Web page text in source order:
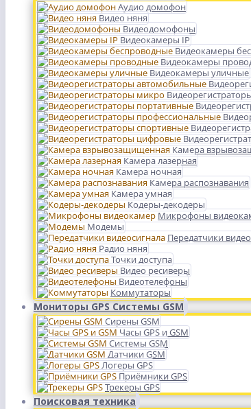
Аудио домофон
Видео няня
Видеодомофоны
Видеокамеры IP
Видеокамеры
Видеокамеры
Видеокамеры уличные
Камера
Камера лазерная
Камера ночная
Камера распознавания
Камера умная
Кодеры-декодеры
Микрофоны
Модемы
Передатчики
Радио няня
Точки доступа
Видео ресиверы
Видеотелефоны
Коммутаторы
Мониторы GPS Системы GSM
Сирены GSM
Часы GPS и GSM
Системы GSM
Датчики GSM
Логеры GPS
Приёмники GPS
Трекеры GPS
Поисковая техника